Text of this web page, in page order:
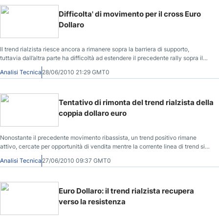
Difficolta' di movimento per il cross Euro
Dollaro
Il trend rialzista riesce ancora a rimanere sopra la barriera di supporto,
tuttavia dall’altra parte ha difficoltà ad estendere il precedente rally sopra il
livello di resistenza a 1.2414. Al momento sono consigliate posizioni di attesa
con opportunità di vendita a breve termine dovute ancora una volta al
Analisi Tecnica 28/06/2010 21:29 GMT0
Tentativo di rimonta del trend rialzista della
coppia dollaro euro
Nonostante il precedente movimento ribassista, un trend positivo rimane
attivo, cercate per opportunità di vendita mentre la corrente linea di trend si
stabilizza e rimane valida. Giusto sopra la resistenza il trend rialzista può
aspettarsi di guadagnare forza e resistenza. Solamente opzioni a breve
Analisi Tecnica 27/06/2010 09:37 GMT0
Euro Dollaro: il trend rialzista recupera
verso la resistenza